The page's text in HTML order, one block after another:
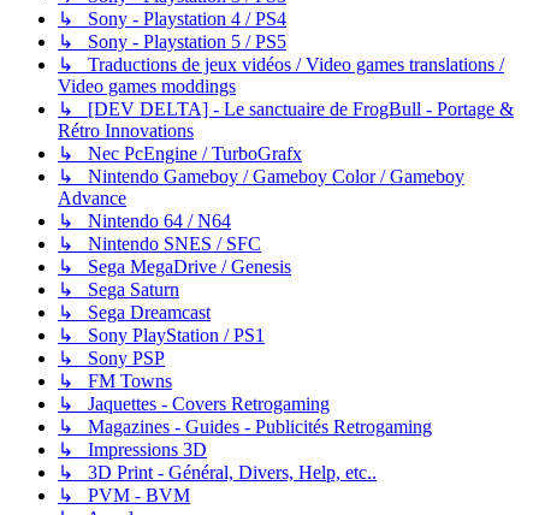
↳ Sony - Playstation 4 / PS4
↳ Sony - Playstation 5 / PS5
↳ Traductions de jeux vidéos / Video games translations /
Video games moddings
↳ [DEV DELTA] - Le sanctuaire de FrogBull - Portage &
Rétro Innovations
↳ Nec PcEngine / TurboGrafx
↳ Nintendo Gameboy / Gameboy Color / Gameboy
Advance
↳ Nintendo 64 / N64
↳ Nintendo SNES / SFC
↳ Sega MegaDrive / Genesis
↳ Sega Saturn
↳ Sega Dreamcast
↳ Sony PlayStation / PS1
↳ Sony PSP
↳ FM Towns
↳ Jaquettes - Covers Retrogaming
↳ Magazines - Guides - Publicités Retrogaming
↳ Impressions 3D
↳ 3D Print - Général, Divers, Help, etc..
↳ PVM - BVM